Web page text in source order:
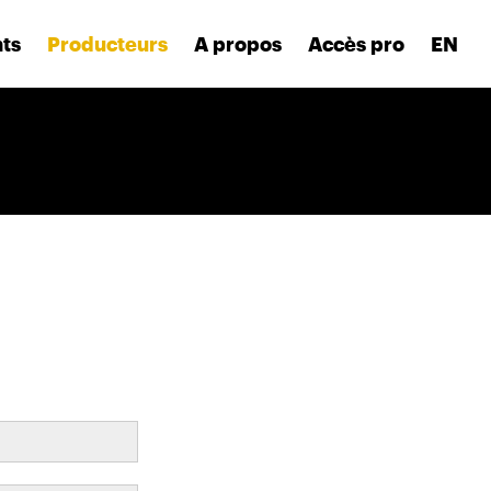
Producteurs A propos Accès pro EN